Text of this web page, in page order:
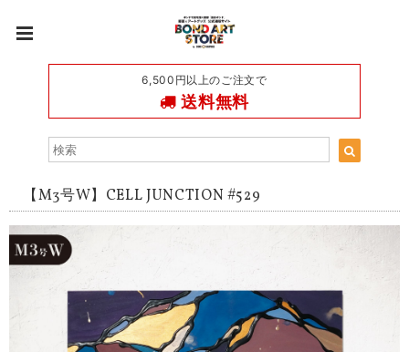
6,500円以上のご注文で
送料無料
【M3号W】CELL JUNCTION #529